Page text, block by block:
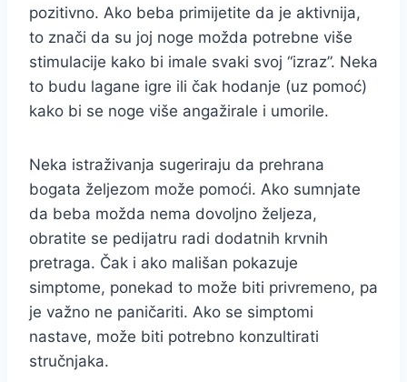
pozitivno. Ako beba primijetite da je aktivnija,
to znači da su joj noge možda potrebne više
stimulacije kako bi imale svaki svoj “izraz”. Neka
to budu lagane igre ili čak hodanje (uz pomoć)
kako bi se noge više angažirale i umorile.
Neka istraživanja sugeriraju da prehrana
bogata željezom može pomoći. Ako sumnjate
da beba možda nema dovoljno željeza,
obratite se pedijatru radi dodatnih krvnih
pretraga. Čak i ako mališan pokazuje
simptome, ponekad to može biti privremeno, pa
je važno ne paničariti. Ako se simptomi
nastave, može biti potrebno konzultirati
stručnjaka.